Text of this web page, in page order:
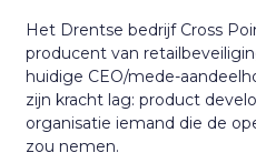
Het Drentse bedrijf Cross
producent van
huidige CEO/mede-
zijn kracht lag: product
organisatie iemand die de
zou nemen.